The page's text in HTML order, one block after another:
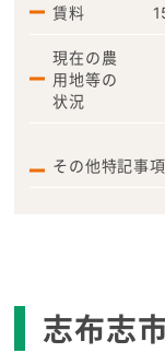
賃料
現在の農
用地等の
状況
その他特記事項
志布志